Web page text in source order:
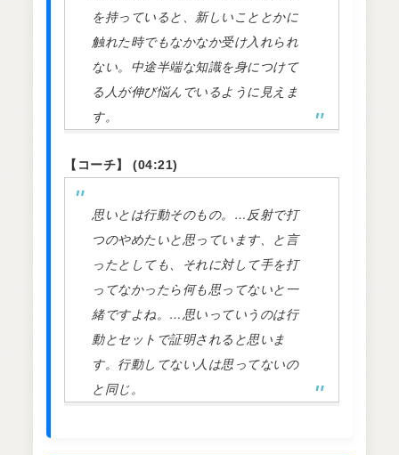
を持っていると、新しいこととかに
触れた時でもなかなか受け入れられ
ない。中途半端な知識を身につけて
る人が伸び悩んでいるように見えま
す。
【コーチ】 (04:21)
思いとは行動そのもの。…反射で打
つのやめたいと思っています、と言
ったとしても、それに対して手を打
ってなかったら何も思ってないと一
緒ですよね。…思いっていうのは行
動とセットで証明されると思いま
す。行動してない人は思ってないの
と同じ。